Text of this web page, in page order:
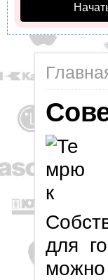
для